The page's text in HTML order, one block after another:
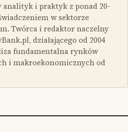
analityk i praktyk z ponad 20-
w sektorze
Twórca i redaktor naczelny
działającego od 2004
fundamentalna rynków
i makroekonomicznych od